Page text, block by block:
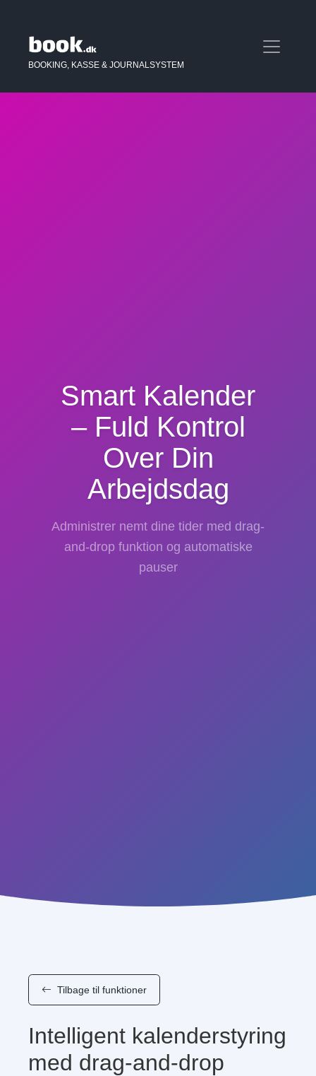
BOOKING, KASSE & JOURNALSYSTEM
Smart Kalender
– Fuld Kontrol
Over Din
Arbejdsdag
Administrer nemt dine tider med drag-
and-drop funktion og automatiske
pauser
Tilbage til funktioner
Intelligent kalenderstyring
med drag-and-drop